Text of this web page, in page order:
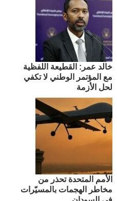
​خالد عمر: القطيعة اللفظية
مع المؤتمر الوطني لا تكفي
لحل الأزمة
الأمم المتحدة تحذر من
مخاطر الهجمات بالمسيّرات